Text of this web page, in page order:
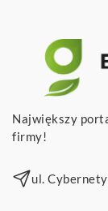
Największy
firmy!
ul.